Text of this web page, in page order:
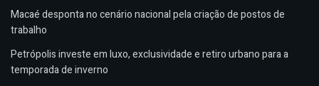
Macaé desponta no cenário nacional pela criação de postos de
trabalho
Petrópolis investe em luxo, exclusividade e retiro urbano para a
temporada de inverno